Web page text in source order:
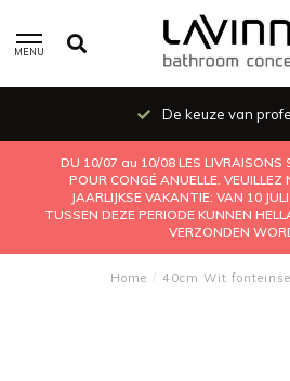
MENU
De keuze van
DU 10/07 au 10/08 LES LIVRAISONS
POUR CONGÉ ANUELLE. VEUILLEZ
JAARLIJKSE VAKANTIE: VAN 10
TUSSEN DEZE PERIODE KUNNEN
VERZONDEN
Home / 40cm Wit